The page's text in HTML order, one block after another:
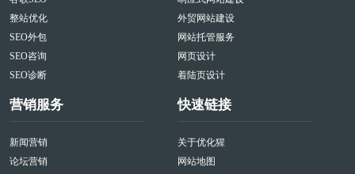
整站优化
SEO外包
SEO咨询
SEO诊断
外贸网站建设
网站托管服务
网页设计
着陆页设计
营销服务
新闻营销
论坛营销
快速链接
关于优化猩
网站地图